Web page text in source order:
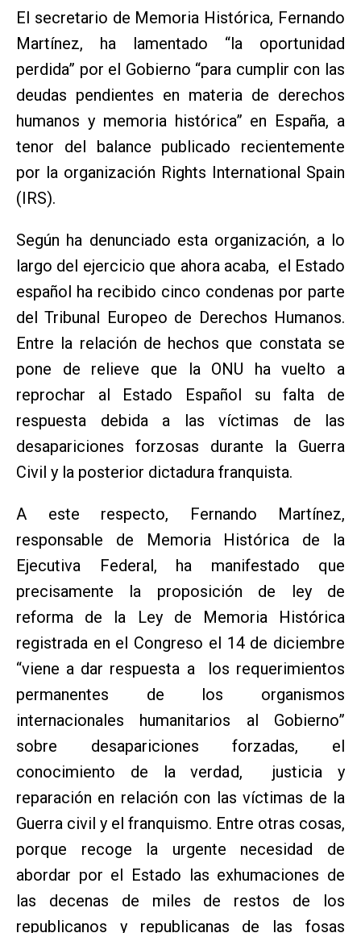
El secretario de Memoria Histórica, Fernando
Martínez, ha lamentado “la oportunidad
perdida” por el Gobierno “para cumplir con las
deudas pendientes en materia de derechos
humanos y memoria histórica” en España, a
tenor del balance publicado recientemente
por la organización Rights International Spain
(IRS).
Según ha denunciado esta organización, a lo
largo del ejercicio que ahora acaba, el Estado
español ha recibido cinco condenas por parte
del Tribunal Europeo de Derechos Humanos.
Entre la relación de hechos que constata se
pone de relieve que la ONU ha vuelto a
reprochar al Estado Español su falta de
respuesta debida a las víctimas de las
desapariciones forzosas durante la Guerra
Civil y la posterior dictadura franquista.
A este respecto, Fernando Martínez,
responsable de Memoria Histórica de la
Ejecutiva Federal, ha manifestado que
precisamente la proposición de ley de
reforma de la Ley de Memoria Histórica
registrada en el Congreso el 14 de diciembre
“viene a dar respuesta a los requerimientos
permanentes de los organismos
internacionales humanitarios al Gobierno”
sobre desapariciones forzadas, el
conocimiento de la verdad, justicia y
reparación en relación con las víctimas de la
Guerra civil y el franquismo. Entre otras cosas,
porque recoge la urgente necesidad de
abordar por el Estado las exhumaciones de
las decenas de miles de restos de los
republicanos y republicanas de las fosas